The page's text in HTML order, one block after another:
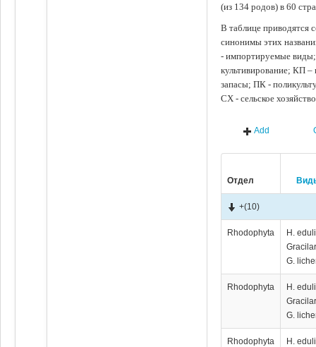
(из 134 родов) в 60
В таблице приводятся
синонимы этих
- импортируемые
культивирование; КП
запасы; ПК -
СХ - сельское
Add
Отдел
+(10)
Rhodophyta
H.
G.
Rhodophyta
H.
G.
Rhodophyta
H.